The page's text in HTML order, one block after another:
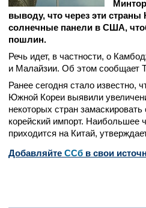
выводу, что через эти страны
солнечные панели в США,
пошлин.
Речь идет, в частности, о
и Малайзии. Об этом сообщает
Ранее сегодня стало известно,
Южной Кореи выявили
некоторых стран
корейский импорт. Наибольшее
приходится на Китай,
Добавляйте CСб в свои